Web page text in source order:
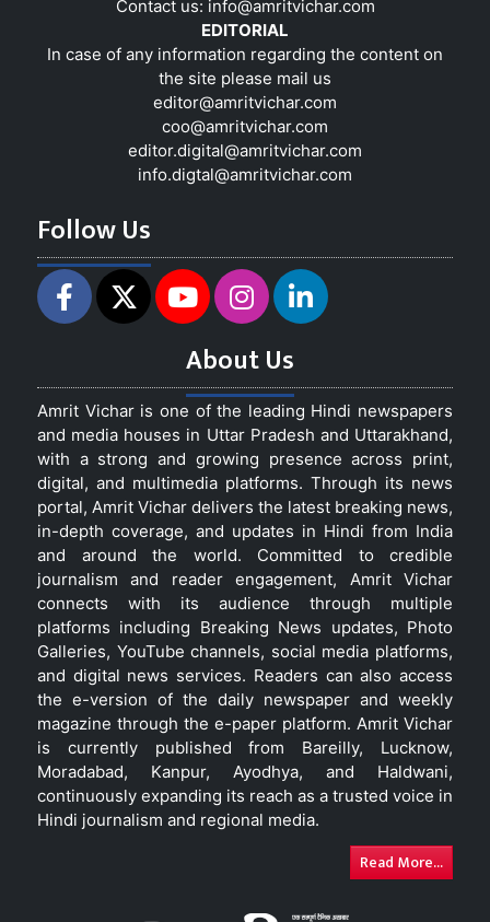
Contact us: info@amritvichar.com
EDITORIAL
In case of any information regarding the content on
the site please mail us
editor@amritvichar.com
coo@amritvichar.com
editor.digital@amritvichar.com
info.digtal@amritvichar.com
Follow Us
About Us
Amrit Vichar is one of the leading Hindi newspapers
and media houses in Uttar Pradesh and Uttarakhand,
with a strong and growing presence across print,
digital, and multimedia platforms. Through its news
portal, Amrit Vichar delivers the latest breaking news,
in-depth coverage, and updates in Hindi from India
and around the world. Committed to credible
journalism and reader engagement, Amrit Vichar
connects with its audience through multiple
platforms including Breaking News updates, Photo
Galleries, YouTube channels, social media platforms,
and digital news services. Readers can also access
the e-version of the daily newspaper and weekly
magazine through the e-paper platform. Amrit Vichar
is currently published from Bareilly, Lucknow,
Moradabad, Kanpur, Ayodhya, and Haldwani,
continuously expanding its reach as a trusted voice in
Hindi journalism and regional media.
Read More...